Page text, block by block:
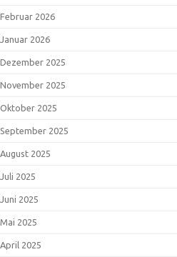
Februar 2026
Januar 2026
Dezember 2025
November 2025
Oktober 2025
September 2025
August 2025
Juli 2025
Juni 2025
Mai 2025
April 2025